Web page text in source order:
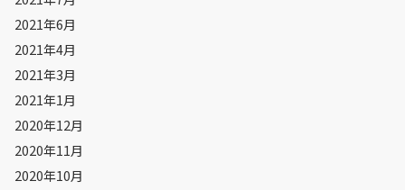
2021年6月
2021年4月
2021年3月
2021年1月
2020年12月
2020年11月
2020年10月